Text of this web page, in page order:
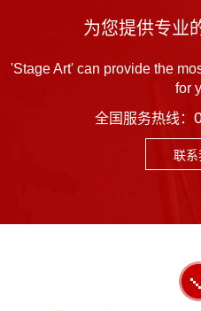
为您提供专业
'Stage Art' can provide the
for
全国服务热线：
联系